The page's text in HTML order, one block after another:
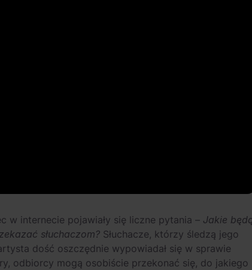
w internecie pojawiały się liczne pytania – Jakie
słuchaczom? Słuchacze, którzy śledzą jego
dość oszczędnie wypowiadał się w sprawie
odbiorcy mogą osobiście przekonać się, do jakiego